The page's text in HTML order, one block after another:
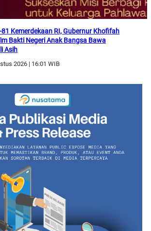
81 Kemerdekaan RI, Gubernur Khofifah
Bakti Negeri Anak Bangsa Bawa
Asih
2026 | 16:01 WIB